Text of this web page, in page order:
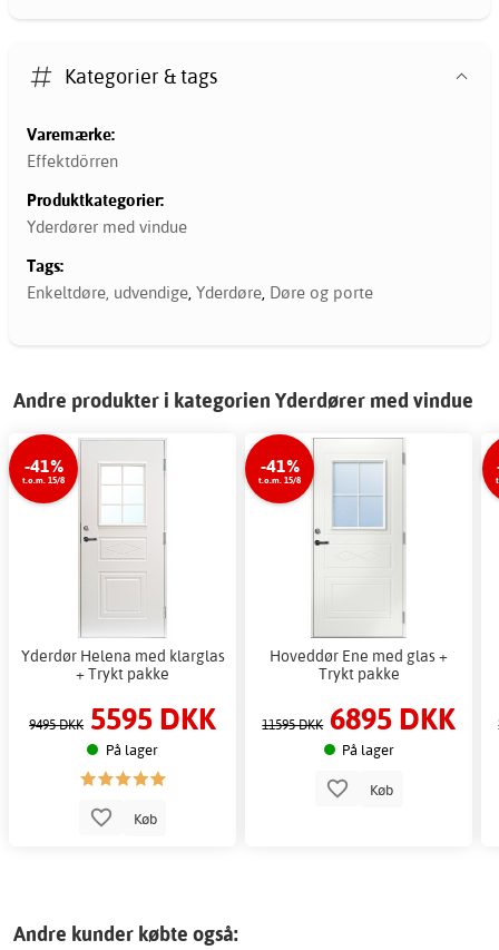
Kategorier & tags
Varemærke:
Effektdörren
Produktkategorier:
Yderdører med vindue
Tags:
Enkeltdøre, udvendige, Yderdøre, Døre og porte
Andre produkter i kategorien Yderdører med vindue
-41%
t.o.m. 15/8
Yderdør Helena med klarglas
+ Trykt pakke
9495 DKK 5595 DKK
På lager
Køb
-41%
t.o.m. 15/8
Hoveddør Ene med glas +
Trykt pakke
11595 DKK 6895 DKK
På lager
Køb
Andre kunder købte også: